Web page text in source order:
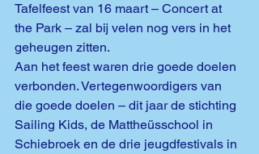
Tafelfeest van 16 maart – Concert at
the Park – zal bij velen nog vers in het
geheugen zitten.
Aan het feest waren drie goede doelen
verbonden. Vertegenwoordigers van
die goede doelen – dit jaar de stichting
Sailing Kids, de Mattheüsschool in
Schiebroek en de drie jeugdfestivals in